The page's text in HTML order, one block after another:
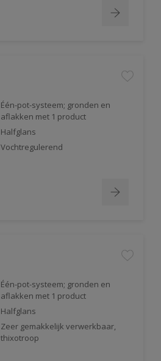
Één-pot-systeem; gronden en
aflakken met 1 product
Halfglans
Vochtregulerend
Één-pot-systeem; gronden en
aflakken met 1 product
Halfglans
Zeer gemakkelijk verwerkbaar,
thixotroop